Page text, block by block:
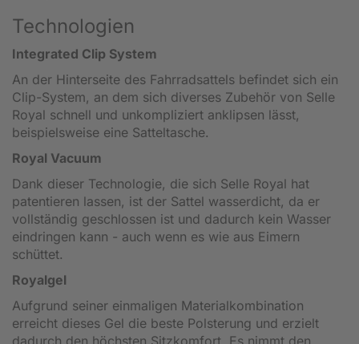
Technologien
Integrated Clip System
An der Hinterseite des Fahrradsattels befindet sich ein
Clip-System, an dem sich diverses Zubehör von Selle
Royal schnell und unkompliziert anklipsen lässt,
beispielsweise eine Satteltasche.
Royal Vacuum
Dank dieser Technologie, die sich Selle Royal hat
patentieren lassen, ist der Sattel wasserdicht, da er
vollständig geschlossen ist und dadurch kein Wasser
eindringen kann - auch wenn es wie aus Eimern
schüttet.
Royalgel
Aufgrund seiner einmaligen Materialkombination
erreicht dieses Gel die beste Polsterung und erzielt
dadurch den höchsten Sitzkomfort. Es nimmt den